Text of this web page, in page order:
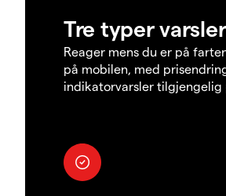
Tre typer varsler
Reager mens du er på
på mobilen, med
indikatorvarsler tilgjengelig